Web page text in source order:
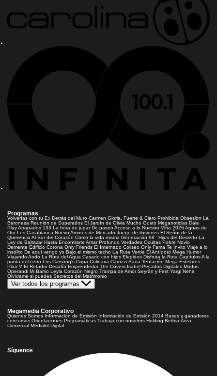
Programas
Volverías con tu Ex Detrás del Muro Carmen Gloria, Fuerte & Claro Prohibida Obsesión La
Baronesa Reunión de Superados El Jardín de Olivia Mucho Gusto Meganoticias Dale
PlayAtrapados 133 La hora de jugar De paseoAcceso a lo Nuestro Viña 2026 Aguas de
Oro Los Casablanca Nuevo Amores de Mercado Juego de ilusiones El Señor de la
Querencia Al Sur del Corazón Como la vida misma Generación 98 ' Hijos del Desierto La
Ley de Baltazar Hasta Encontrarte Amar Profundo Verdades Ocultas Pobre Novio
Demente Edificio Corona Only Friends El Internado Coliseo Only Fama Te Invito Viaje a lo
insólito De aquí vengo yo Bajo el mismo techo La Ruta Verde El Antídoto Mega Humor
Viajando Ando La Ruta del Agua Casado con hijos Elegidos Disfruta la Ruta CapítulosA la
punta del cerro Los Carsong's Copa Culinaria Carozzi Sana Tentación Mega Estelares
Plan V El Retador Desafío Emprendedor The Covers Isabel Pecados Digitales Modus
Operandi Mi Barrio Leyla Corazón Negro Trampa de Amor Seyrán y Ferit Yargi Nehir
Olvídame si puedes Secretos del Matrimonio
Ver todos los programas
Megamedia Corporativo
Quienes Somos Información de Emisión Información de Emisión 2014 Bases y ganadores
concursos Orientaciones Programáticas Trabaja con nosotros Holding Bethia Área
Comercial Mediakit Digital
Síguenos